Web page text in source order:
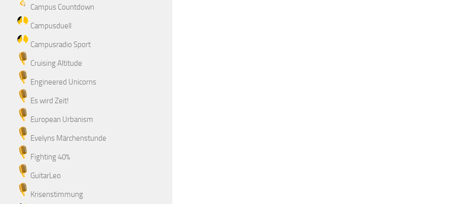
Campus Countdown
Campusduell
Campusradio Sport
Cruising Altitude
Engineered Unicorns
Es wird Zeit!
European Urbanism
Evelyns Märchenstunde
Fighting 40%
GuitarLeo
Krisenstimmung